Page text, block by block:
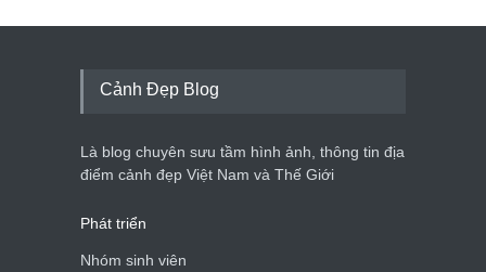
Tam giác mạch khoe sắc
du lịch quốc gia
Cảnh đẹp Việt Nam 24/04/2020
Cảnh Đẹp Blog
Là blog chuyên sưu tầm hình ảnh, thông tin địa
điểm cảnh đẹp Việt Nam và Thế Giới
Phát triển
Nhóm sinh viên